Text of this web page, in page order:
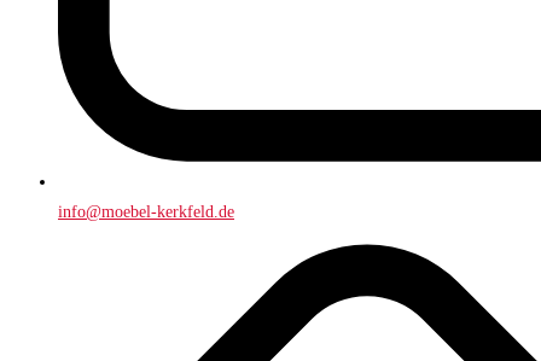
info@moebel-kerkfeld.de